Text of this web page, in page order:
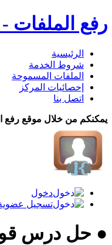
رفع الملفات -
الرئيسية
شروط الخدمة
الملفات المسموحة
إحصائيات المركز
اتصل بنا
يمكنكم من خلال موقع رفع
دخول
تسجيل
● حل درس